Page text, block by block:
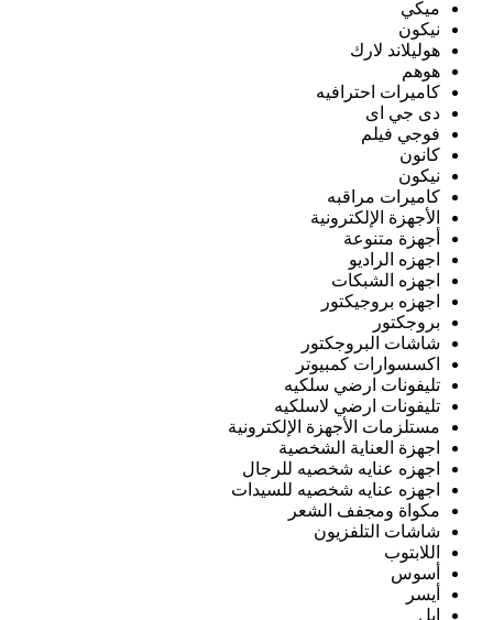
ميكي
نيكون
هوليلاند لارك
هوهم
كاميرات احترافيه
دى جي اى
فوجي فيلم
كانون
نيكون
كاميرات مراقبه
الأجهزة الإلكترونية
أجهزة متنوعة
اجهزه الراديو
اجهزه الشبكات
اجهزه بروجيكتور
بروجكتور
شاشات البروجكتور
اكسسوارات كمبيوتر
تليفونات ارضي سلكيه
تليفونات ارضي لاسلكيه
مستلزمات الأجهزة الإلكترونية
اجهزة العناية الشخصية
اجهزه عنايه شخصيه للرجال
اجهزه عنايه شخصيه للسيدات
مكواة ومجفف الشعر
شاشات التلفزيون
اللابتوب
أسوس
أيسر
ابل